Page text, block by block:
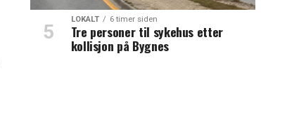
LOKALT 6 timer siden
Tre personer til sykehus etter
kollisjon på Bygnes